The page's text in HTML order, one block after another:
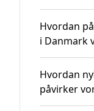
Hvordan
i Danmark
Hvordan
påvirker